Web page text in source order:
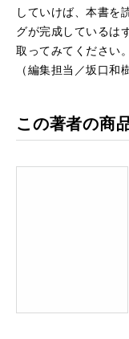
していけば、本書を
グが完成しているは
取ってみてください。
（編集担当／坂口和
この著者の商